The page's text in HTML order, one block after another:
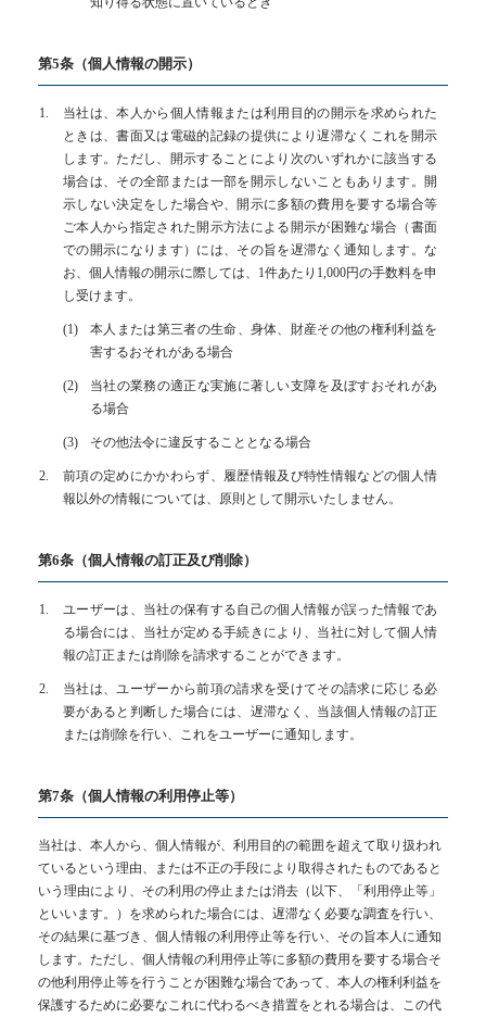
第5条（個人情報の開示）
当社は、本人から個人情報または利用目的の開示を求められた
ときは、書面又は電磁的記録の提供により遅滞なくこれを開示
します。ただし、開示することにより次のいずれかに該当する
場合は、その全部または一部を開示しないこともあります。開
示しない決定をした場合や、開示に多額の費用を要する場合等
ご本人から指定された開示方法による開示が困難な場合（書面
での開示になります）には、その旨を遅滞なく通知します。な
お、個人情報の開示に際しては、1件あたり1,000円の手数料を申
し受けます。
本人または第三者の生命、身体、財産その他の権利利益を
害するおそれがある場合
当社の業務の適正な実施に著しい支障を及ぼすおそれがあ
る場合
その他法令に違反することとなる場合
前項の定めにかかわらず、履歴情報及び特性情報などの個人情
報以外の情報については、原則として開示いたしません。
第6条（個人情報の訂正及び削除）
ユーザーは、当社の保有する自己の個人情報が誤った情報であ
る場合には、当社が定める手続きにより、当社に対して個人情
報の訂正または削除を請求することができます。
当社は、ユーザーから前項の請求を受けてその請求に応じる必
要があると判断した場合には、遅滞なく、当該個人情報の訂正
または削除を行い、これをユーザーに通知します。
第7条（個人情報の利用停止等）
当社は、本人から、個人情報が、利用目的の範囲を超えて取り扱われ
ているという理由、または不正の手段により取得されたものであると
いう理由により、その利用の停止または消去（以下、「利用停止等」
といいます。）を求められた場合には、遅滞なく必要な調査を行い、
その結果に基づき、個人情報の利用停止等を行い、その旨本人に通知
します。ただし、個人情報の利用停止等に多額の費用を要する場合そ
の他利用停止等を行うことが困難な場合であって、本人の権利利益を
保護するために必要なこれに代わるべき措置をとれる場合は、この代